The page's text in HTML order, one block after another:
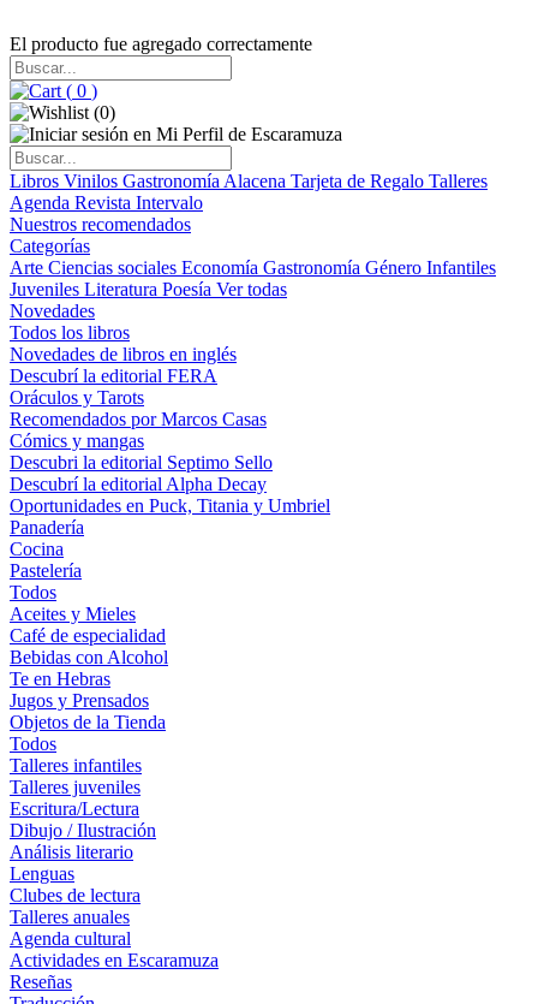
El producto fue agregado correctamente
( 0 )
(0)
Libros Vinilos Gastronomía Alacena Tarjeta de Regalo Talleres
Agenda Revista Intervalo
Nuestros recomendados
Categorías
Arte Ciencias sociales Economía Gastronomía Género Infantiles
Juveniles Literatura Poesía Ver todas
Novedades
Todos los libros
Novedades de libros en inglés
Descubrí la editorial FERA
Oráculos y Tarots
Recomendados por Marcos Casas
Cómics y mangas
Descubri la editorial Septimo Sello
Descubrí la editorial Alpha Decay
Oportunidades en Puck, Titania y Umbriel
Panadería
Cocina
Pastelería
Todos
Aceites y Mieles
Café de especialidad
Bebidas con Alcohol
Te en Hebras
Jugos y Prensados
Objetos de la Tienda
Todos
Talleres infantiles
Talleres juveniles
Escritura/Lectura
Dibujo / Ilustración
Análisis literario
Lenguas
Clubes de lectura
Talleres anuales
Agenda cultural
Actividades en Escaramuza
Reseñas